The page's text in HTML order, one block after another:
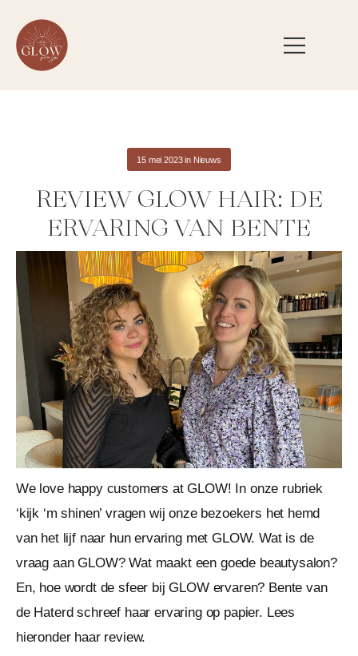
15 mei 2023in Nieuws
REVIEW GLOW HAIR: DE
ERVARING VAN BENTE
We love happy customers at GLOW! In onze rubriek
‘kijk ‘m shinen’ vragen wij onze bezoekers het hemd
van het lijf naar hun ervaring met GLOW. Wat is de
vraag aan GLOW? Wat maakt een goede beautysalon?
En, hoe wordt de sfeer bij GLOW ervaren? Bente van
de Haterd schreef haar ervaring op papier. Lees
hieronder haar review.